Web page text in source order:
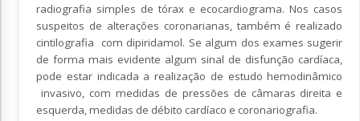
radiografia simples de tórax e ecocardiograma. Nos casos
suspeitos de alterações coronarianas, também é realizado
cintilografia com dipiridamol. Se algum dos exames sugerir
de forma mais evidente algum sinal de disfunção cardíaca,
pode estar indicada a realização de estudo hemodinâmico
invasivo, com medidas de pressões de câmaras direita e
esquerda, medidas de débito cardíaco e coronariografia.